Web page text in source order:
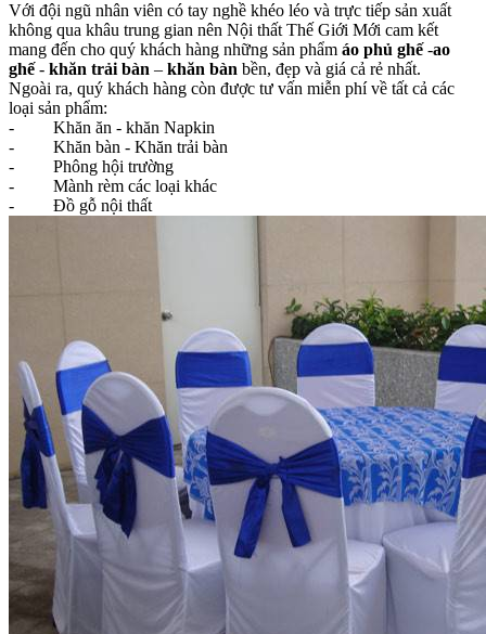
Với đội ngũ nhân viên có tay nghề khéo léo và trực tiếp sản xuất
không qua khâu trung gian nên Nội thất Thế Giới Mới cam kết
mang đến cho quý khách hàng những sản phẩm áo phủ ghế-ao
ghế- khăn trải bàn – khăn bàn bền, đẹp và giá cả rẻ nhất.
Ngoài ra, quý khách hàng còn được tư vấn miễn phí về tất cả các
loại sản phẩm:
- Khăn ăn - khăn Napkin
- Khăn bàn - Khăn trải bàn
- Phông hội trường
- Mành rèm các loại khác
- Đồ gỗ nội thất